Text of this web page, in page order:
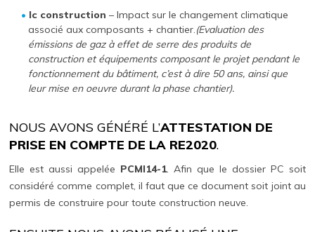
Ic construction – Impact sur le changement climatique
associé aux composants + chantier.(Evaluation des
émissions de gaz à effet de serre des produits de
construction et équipements composant le projet pendant le
fonctionnement du bâtiment, c’est à dire 50 ans, ainsi que
leur mise en oeuvre durant la phase chantier).
NOUS AVONS GÉNÉRÉ L’ATTESTATION DE
PRISE EN COMPTE DE LA RE2020.
Elle est aussi appelée PCMI14-1. Afin que le dossier PC soit
considéré comme complet, il faut que ce document soit joint au
permis de construire pour toute construction neuve.